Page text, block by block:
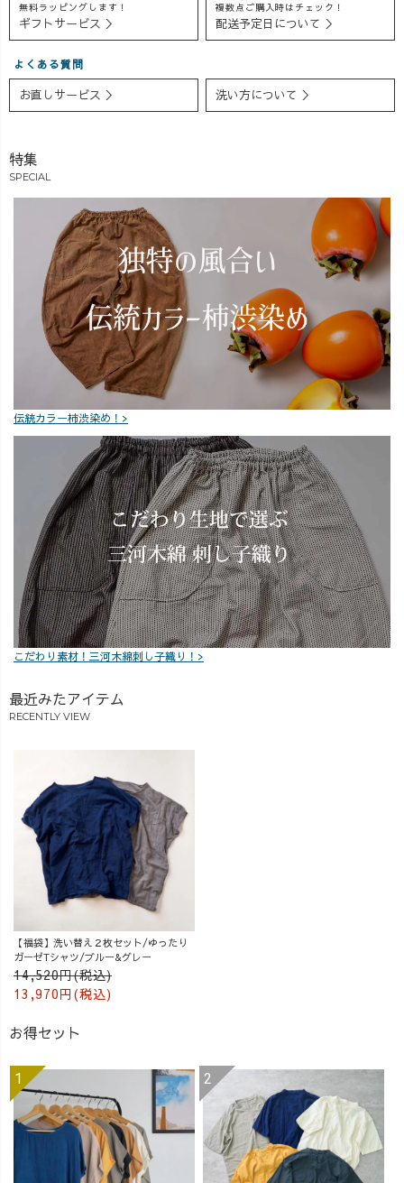
無料ラッピングします！
ギフトサービス ＞
複数点ご購入時はチェック！
配送予定日について ＞
よくある質問
お直しサービス ＞ 洗い方について ＞
特集
SPECIAL
伝統カラー柿渋染め！>
こだわり素材！三河木綿刺し子織り！>
最近みたアイテム
RECENTLY VIEW
【福袋】洗い替え２枚セット/ゆったり
ガーゼTシャツ/ブルー&グレー
14,520円(税込)
13,970円(税込)
お得セット